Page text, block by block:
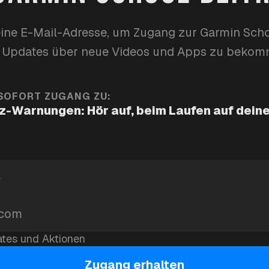
training garmin-school
auf deinem Garmin-
unterschätzte Funktion für Läufer sein. Das
der effektivsten Methoden, um die
Handgelenk zu starren, um deinen BPM zu
E-Mail-Adresse, um Zugang zur Garmin
über neue Videos und Apps zu
ZUGANG ZU:
Warnungen: Hör auf, beim Laufen auf
und Aktionen
Zugang erhalten